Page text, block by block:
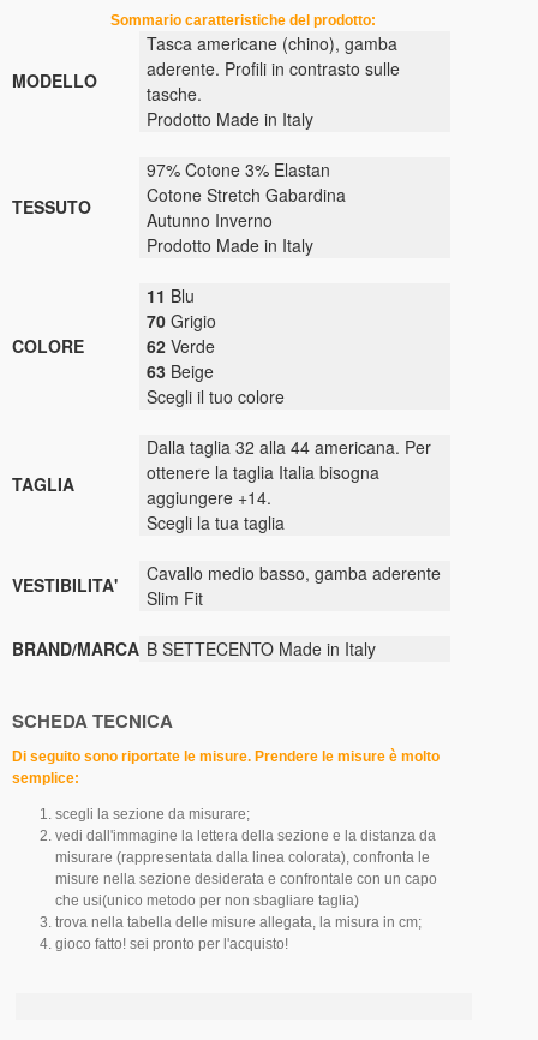
Sommario caratteristiche del prodotto:
MODELLO
Tasca americane (chino), gamba
aderente. Profili in contrasto sulle
tasche.
Prodotto Made in Italy
TESSUTO
97% Cotone 3% Elastan
Cotone Stretch Gabardina
Autunno Inverno
Prodotto Made in Italy
COLORE
11 Blu
70 Grigio
62 Verde
63 Beige
Scegli il tuo colore
TAGLIA
Dalla taglia 32 alla 44 americana. Per
ottenere la taglia Italia bisogna
aggiungere +14.
Scegli la tua taglia
VESTIBILITA'
Cavallo medio basso, gamba aderente
Slim Fit
BRAND/MARCA B SETTECENTO Made in Italy
SCHEDA TECNICA
Di seguito sono riportate le misure. Prendere le misure è molto
semplice:
scegli la sezione da misurare;
vedi dall'immagine la lettera della sezione e la distanza da
misurare (rappresentata dalla linea colorata), confronta le
misure nella sezione desiderata e confrontale con un capo
che usi(unico metodo per non sbagliare taglia)
trova nella tabella delle misure allegata, la misura in cm;
gioco fatto! sei pronto per l'acquisto!